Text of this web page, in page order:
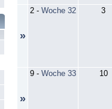
»
2 - Woche 32 3
»
9 - Woche 33 10